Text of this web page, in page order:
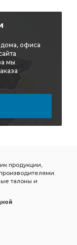
офиса
мы
продукции,
талоны и